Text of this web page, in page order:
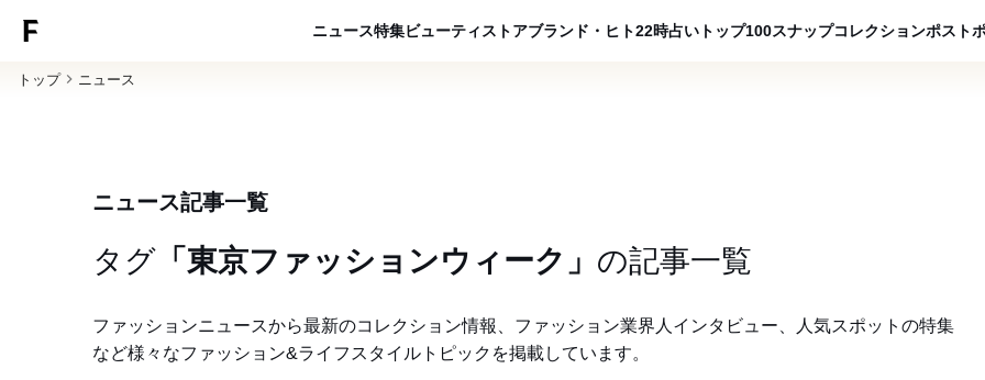
ニュース特集ビューティ ストアブランド・ヒト22時占い トップ100スナップコレクションポスト
トップ ニュース
ニュース記事一覧
タグ 「東京ファッションウィーク」 の記事一覧
ファッションニュースから最新のコレクション情報、ファッション業界人インタビュー、人気スポットの特集
など様々なファッション&ライフスタイルトピックを掲載しています。